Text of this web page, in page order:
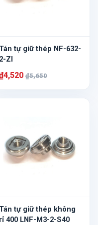
Tán tự giữ thép NF-632-
2-ZI
₫5,650
Tán tự giữ thép không
rỉ 400 LNF-M3-2-S40